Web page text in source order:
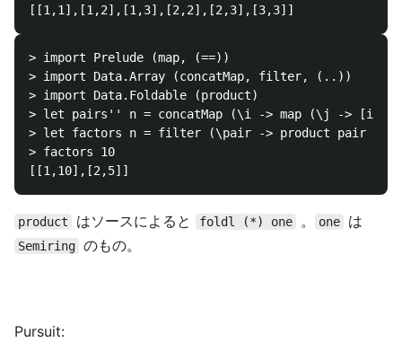
> import Prelude (map, (==))
> import Data.Array (concatMap, filter, (..))
> import Data.Foldable (product)
> let pairs'' n = concatMap (\i -> map (\j ->
> let factors n = filter (\pair -> product pair ==
> factors 10
product はソースによると foldl (*) one 。 one は
Semiring のもの。
Pursuit: